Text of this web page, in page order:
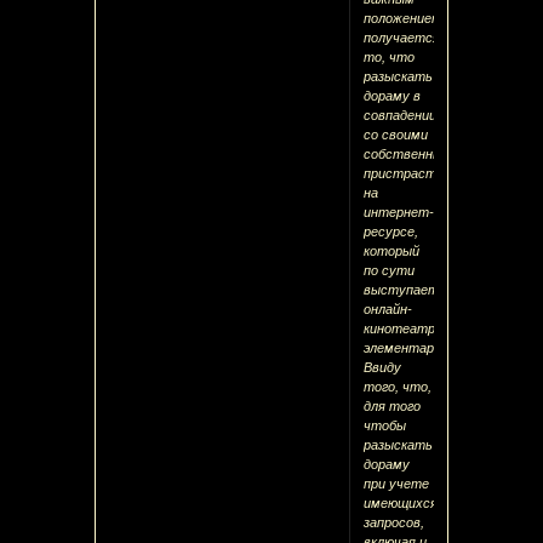
положением
получается
то, что
разыскать
дораму в
совпадении
со своими
собственными
пристрастиями
на
интернет-
ресурсе,
который
по сути
выступает
онлайн-
кинотеатром,
элементарно.
Ввиду
того, что,
для того
чтобы
разыскать
дораму
при учете
имеющихся
запросов,